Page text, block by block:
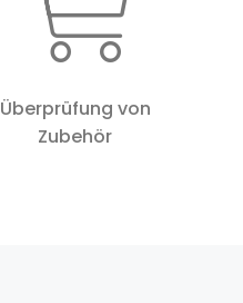
Überprüfung von
Zubehör